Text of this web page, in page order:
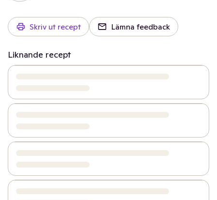
Skriv ut recept Lämna feedback
Liknande recept